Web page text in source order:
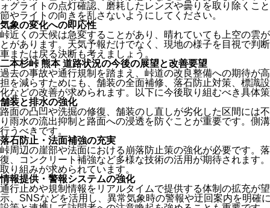
ォグライトの点灯確認、磨耗したレンズや曇りを取り除くこ
節やライトの向きを乱さないようにしてください。
気象の変化への即応性
峠近くの天候は急変することがあり、晴れていても上空の雲
とがあります。天気予報だけでなく、現地の様子を目視で判
車または戻る決断も考えましょう。
二本杉峠 熊本 道路状況の今後の展望と改善要望
過去の事故や通行規制を踏まえ、峠道の改良整備への期待が
担を減らすためにも、舗装の全面補修、落石防止対策、標識
化などの改善が求められます。以下に今後取り組むべき具体
舗装と排水の強化
路面の凸凹や洗掘の修復、舗装のし直しが劣化した区間には
り雨水の流出抑制と路面への浸透を防ぐことが重要です。側
行うべきです。
落石防止・法面補強の充実
峠周辺の崖部や法面における崩落防止策の強化が必要です。
復、コンクリート補強など多様な技術の活用が期待されます
取り組みが求められています。
情報提供・警報システムの強化
通行止めや規制情報をリアルタイムで提供する体制の拡充が
示、SNSなどを活用し、異常気象時の警報や迂回案内を明確